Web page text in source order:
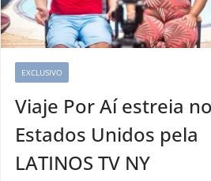
EXCLUSIVO
Viaje Por Aí estreia
Estados Unidos pela
LATINOS TV NY